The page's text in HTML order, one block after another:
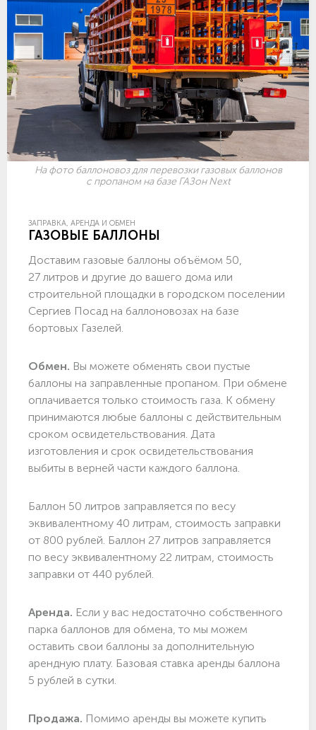
На фото баллоновоз для перевозки газовых баллонов
с пропаном на базе ГАЗон Next
ЗАПРАВКА, АРЕНДА И ОБМЕН
ГАЗОВЫЕ БАЛЛОНЫ
Доставим газовые баллоны объёмом 50,
27 литров и другие до вашего дома или
строительной площадки в городском поселении
Сергиев Посад на баллоновозах на базе
бортовых Газелей.
Обмен. Вы можете обменять свои пустые
баллоны на заправленные пропаном. При обмене
оплачивается только стоимость газа. К обмену
принимаются любые баллоны с действительным
сроком освидетельствования. Дата
изготовления и срок освидетельствования
выбиты в верней части каждого баллона.
Баллон 50 литров заправляется по весу
эквивалентному 40 литрам, стоимость заправки
от 800 рублей. Баллон 27 литров заправляется
по весу эквивалентному 22 литрам, стоимость
заправки от 440 рублей.
Аренда. Если у вас недостаточно собственного
парка баллонов для обмена, то мы можем
оставить свои баллоны за дополнительную
арендную плату. Базовая ставка аренды баллона
5 рублей в сутки.
Продажа. Помимо аренды вы можете купить